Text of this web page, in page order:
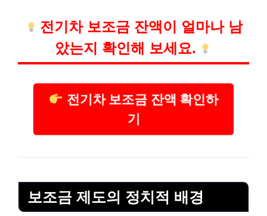
전기차 보조금 잔액이 얼마나 남
았는지 확인해 보세요.
전기차 보조금 잔액 확인하
기
보조금 제도의 정치적 배경